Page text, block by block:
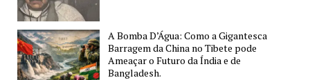
Pode
Afetar
o
Mundo
A Bomba D’Água: Como a Gigantesca
Barragem da China no Tibete pode
Ameaçar o Futuro da Índia e de
Bangladesh.